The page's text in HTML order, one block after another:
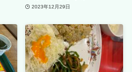
2023年12月29日